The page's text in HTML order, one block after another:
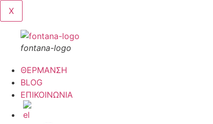
X
fontana-logo
ΘΕΡΜΑΝΣΗ
BLOG
ΕΠΙΚΟΙΝΩΝΙΑ